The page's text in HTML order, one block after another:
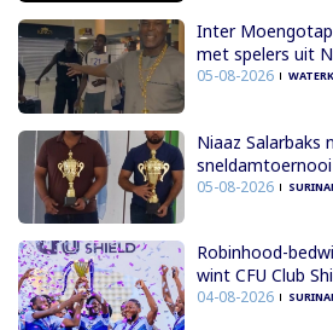
Inter
met spelers uit
05-08-2026
Niaaz Salarbaks
sneldamtoernooi
05-08-2026
Robinhood-
wint CFU Club
04-08-2026